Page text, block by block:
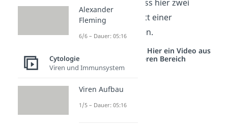
vor allem darin, dass hier zwei
Membranen anstatt einer
durchzogen werden.
Studyflix vernetzt: Hier ein Video aus
einem anderen Bereich
Alexander
Fleming
6/6 – Dauer: 05:16
Cytologie
Viren und Immunsystem
Viren Aufbau
1/5 – Dauer: 05:16